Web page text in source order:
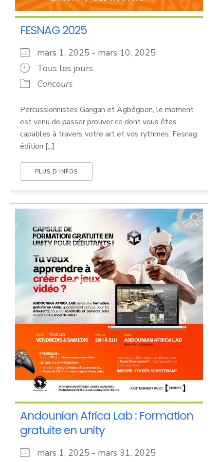
FESNAG 2025
mars 1, 2025 - mars 10, 2025
Tous les jours
Concours
Percussionnistes Gangan et Agbégbon, le moment
est venu de passer prouver ce dont vous êtes
capables à travers votre art et vos rythmes. Fesnag
édition [...]
PLUS D’INFOS
Andounian Africa Lab : Formation
gratuite en unity
mars 1, 2025 - mars 31, 2025